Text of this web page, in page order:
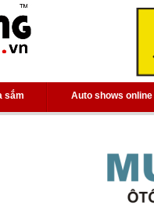
sắm Auto shows online